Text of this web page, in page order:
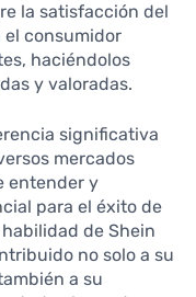
la satisfacción del
consumidor
haciéndolos
y valoradas.
significativa
mercados
entender y
para el éxito de
de Shein
no solo a su
a su